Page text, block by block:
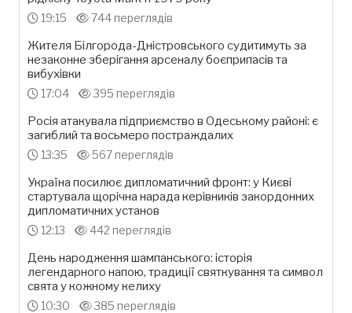
19:15 744 переглядів
Жителя Білгорода-Дністровського судитимуть за
незаконне зберігання арсеналу боєприпасів та
вибухівки
17:04 395 переглядів
Росія атакувала підприємство в Одеському районі: є
загиблий та восьмеро постраждалих
13:35 567 переглядів
Україна посилює дипломатичний фронт: у Києві
стартувала щорічна нарада керівників закордонних
дипломатичних установ
12:13 442 переглядів
День народження шампанського: історія
легендарного напою, традиції святкування та символ
свята у кожному келиху
10:30 385 переглядів